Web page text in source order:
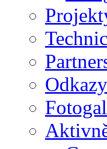
Odkazy